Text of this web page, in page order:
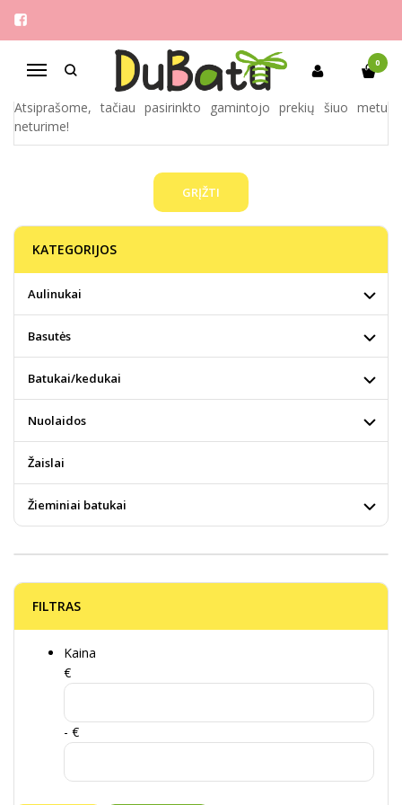
Navigacija
0
RUIXIN
Pagrindinis Pirkite pagal gamintoją Ruixin
Atsiprašome, tačiau pasirinkto gamintojo prekių šiuo metu
neturime!
GRĮŽTI
KATEGORIJOS
Aulinukai
Basutės
Batukai/kedukai
Nuolaidos
Žaislai
Žieminiai batukai
FILTRAS
Kaina
€
- €